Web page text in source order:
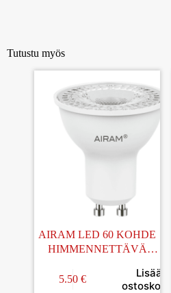
Tutustu myös
AIRAM LED 60 KOHDE
HIMMENNETTÄVÄ
5.50 €
Lisää
ostoskoriin